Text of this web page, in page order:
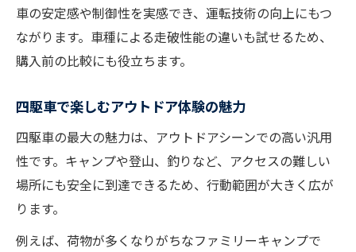
車の安定感や制御性を実感でき、運転技術の向上にもつ
ながります。車種による走破性能の違いも試せるため、
購入前の比較にも役立ちます。
四駆車で楽しむアウトドア体験の魅力
四駆車の最大の魅力は、アウトドアシーンでの高い汎用
性です。キャンプや登山、釣りなど、アクセスの難しい
場所にも安全に到達できるため、行動範囲が大きく広が
ります。
例えば、荷物が多くなりがちなファミリーキャンプで